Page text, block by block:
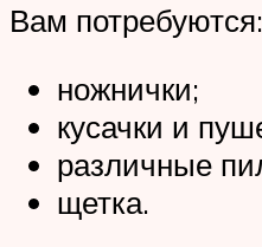
Вам потребуются:
ножнички;
кусачки и
различные
щетка.